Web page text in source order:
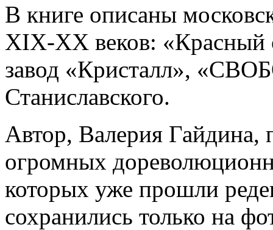
В книге описаны
XIX-XX веков: «Красный
завод «Кристалл»,
Станиславского.
Автор, Валерия Гайдина,
огромных
которых уже прошли
сохранились только на